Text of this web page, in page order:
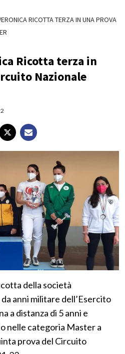
RICOTTA TERZA IN UNA PROVA
Ricotta terza in
Nazionale
della società
anni militare dell’Esercito
a distanza di 5 anni e
nelle categoria Master a
prova del Circuito